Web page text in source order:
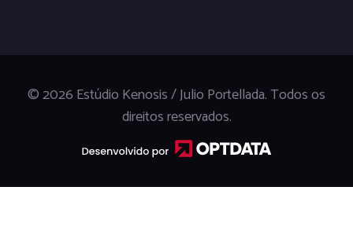
© 2026 Estúdio Kenosis / Julio Portellada. Todos os
direitos reservados.